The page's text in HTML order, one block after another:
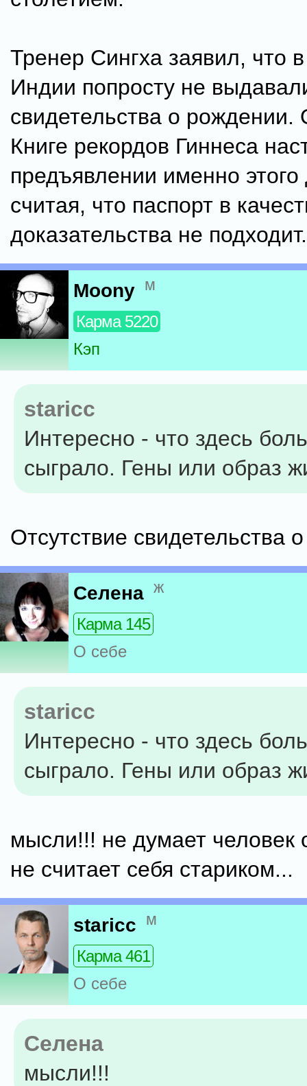
Тренер Сингха заявил, что
Индии попросту не
свидетельства о рождении.
Книге рекордов Гиннеса
предъявлении именно этого
считая, что паспорт в
доказательства не подходит.
Moony м
Карма 5220
Кэп
staricc
Интересно - что здесь
сыграло. Гены или образ
Отсутствие свидетельства
Селена ж
Карма 145
О себе
staricc
Интересно - что здесь
сыграло. Гены или образ
мысли!!! не думает человек
не считает себя стариком...
staricc м
Карма 461
О себе
Селена
мысли!!!